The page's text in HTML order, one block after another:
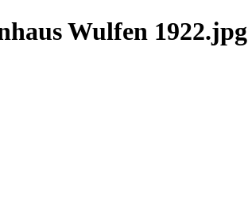
Wulfen 1922.jpg